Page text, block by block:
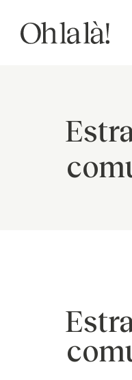
content